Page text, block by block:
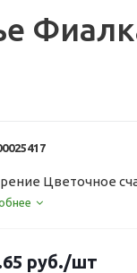
Цветочное
руб./шт